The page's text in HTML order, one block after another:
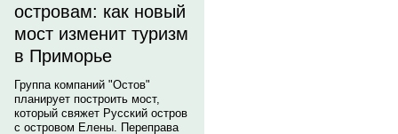
островам: как новый
мост изменит туризм
в Приморье
Группа компаний "Остов"
планирует построить мост,
который свяжет Русский остров
с островом Елены. Переправа